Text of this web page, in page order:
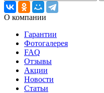
О компании
Гарантии
Фотогалерея
FAQ
Отзывы
Акции
Новости
Статьи